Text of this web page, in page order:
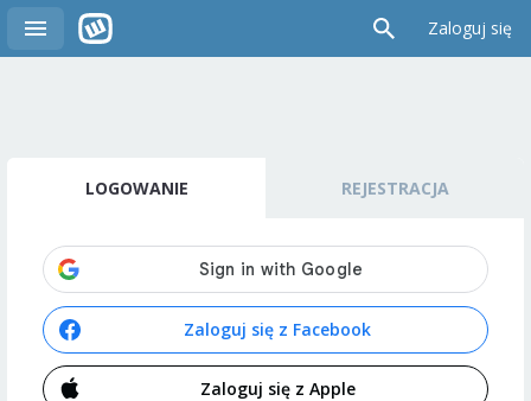
Zaloguj się
LOGOWANIE REJESTRACJA
Zaloguj się z Facebook
Zaloguj się z Apple